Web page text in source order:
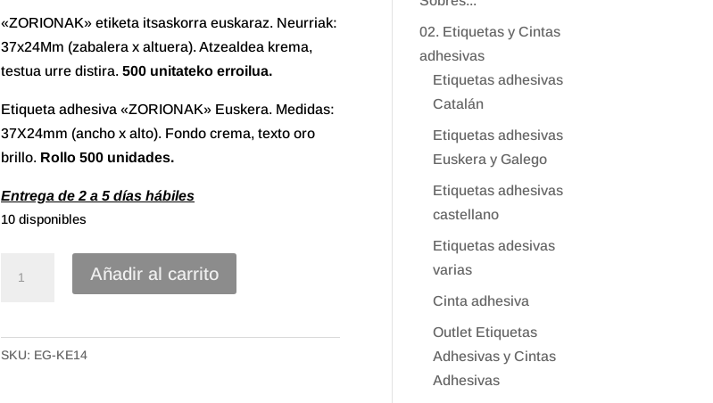
«ZORIONAK» etiketa itsaskorra euskaraz. Neurriak:
37x24Mm (zabalera x altuera). Atzealdea krema,
testua urre distira. 500 unitateko erroilua.
Etiqueta adhesiva «ZORIONAK» Euskera. Medidas:
37X24mm (ancho x alto). Fondo crema, texto oro
brillo. Rollo 500 unidades.
Entrega de 2 a 5 días hábiles
10 disponibles
Euskera,
Crema
Añadir al carrito
SKU: EG-KE14
02. Etiquetas y Cintas
adhesivas
Etiquetas adhesivas
Catalán
Etiquetas adhesivas
Euskera y Galego
Etiquetas adhesivas
castellano
Etiquetas adesivas
varias
Cinta adhesiva
Outlet Etiquetas
Adhesivas y Cintas
Adhesivas